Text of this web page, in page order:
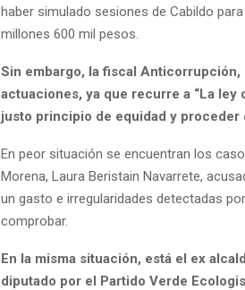
haber simulado sesiones de Cabildo
millones 600 mil pesos.
Sin embargo, la fiscal Anticorrupción,
actuaciones, ya que recurre a “La ley
justo principio de equidad y
En peor situación se encuentran los
Morena, Laura Beristain Navarrete,
un gasto e irregularidades detectadas
comprobar.
En la misma situación, está el ex
diputado por el Partido Verde